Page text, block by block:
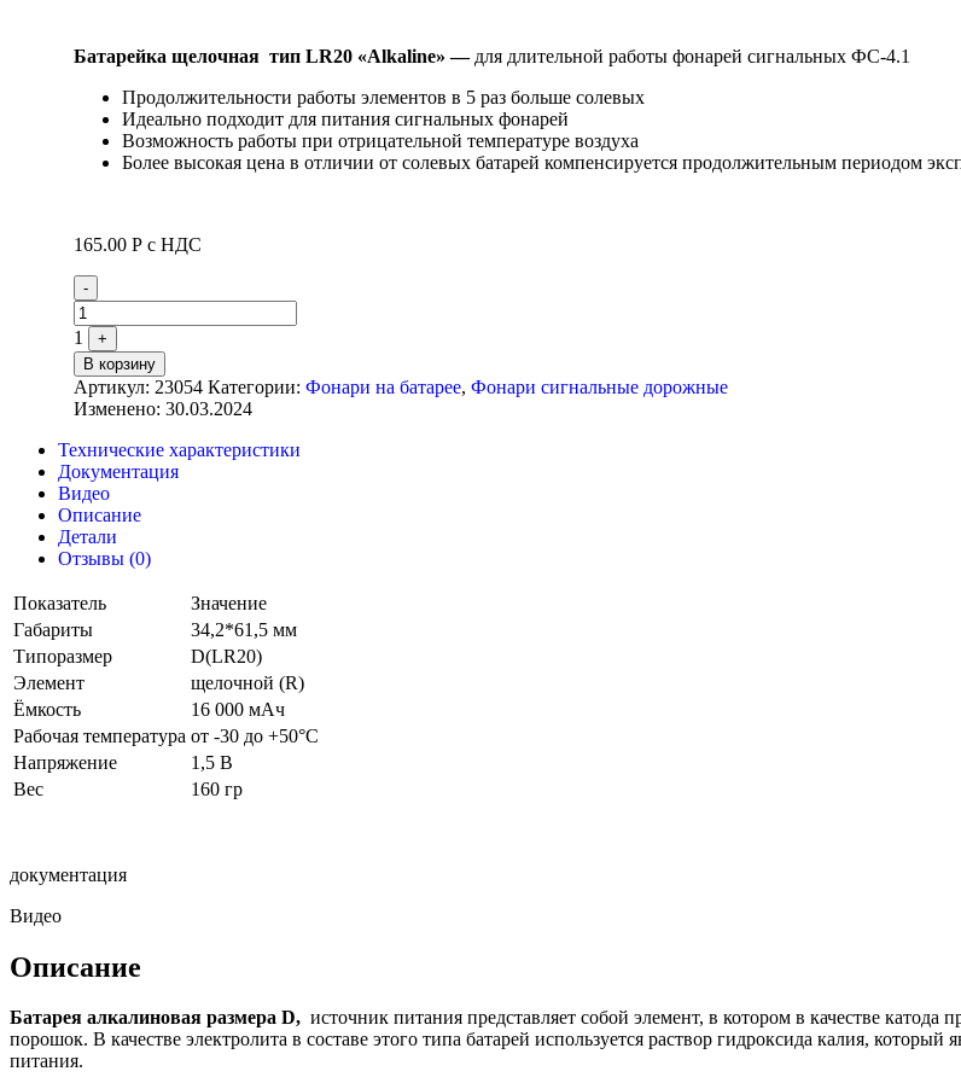
ЦЕНТРАЛЬНАЯ ЧАСТЬ
Батарейка щелочная тип LR20 «Alkaline» —для длительной работы фонарей сигнальных ФС-4.1
Продолжительности работы элементов в 5 раз больше солевых
Идеально подходит для питания сигнальных фонарей
Возможность работы при отрицательной температуре воздуха
Более высокая цена в отличии от солевых батарей компенсируется продолжительным периодом
165.00Р с НДС
Quantity
-
1
+
В корзину
Артикул: 23054 Категории:Фонари на батарее,Фонари сигнальные дорожные
Изменено: 30.03.2024
Технические характеристики
Документация
Видео
Описание
Детали
Отзывы (0)
Показатель
Значение
Габариты
34,2*61,5 мм
Типоразмер
D(LR20)
Элемент
щелочной (R)
Ёмкость
16 000 мАч
Рабочая температура от -30 до +50°С
Напряжение
1,5 В
Вес
160 гр
документация
Видео
Описание
Батарея алкалиновая размера D, источник питания представляет собой элемент, в котором в качестве
порошок. В качестве электролита в составе этого типа батарей используется раствор гидроксида калия,
питания.